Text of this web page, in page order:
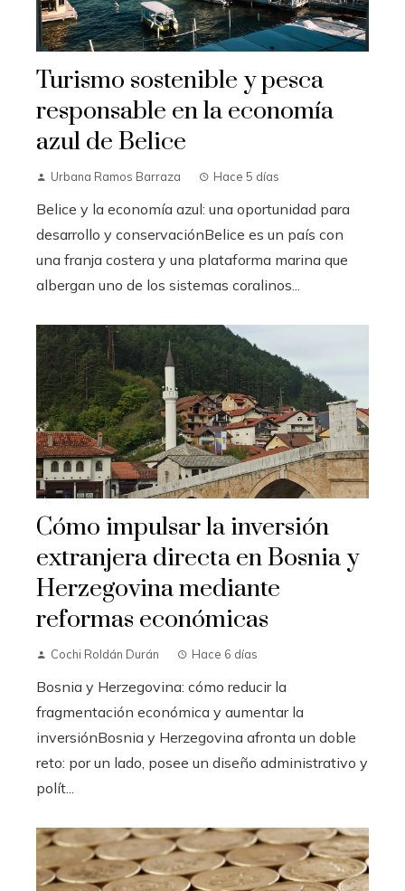
Turismo sostenible y pesca
responsable en la economía
azul de Belice
Urbana Ramos Barraza Hace 5 días
Belice y la economía azul: una oportunidad para
desarrollo y conservaciónBelice es un país con
una franja costera y una plataforma marina que
albergan uno de los sistemas coralinos...
Cómo impulsar la inversión
extranjera directa en Bosnia y
Herzegovina mediante
reformas económicas
Cochi Roldán Durán Hace 6 días
Bosnia y Herzegovina: cómo reducir la
fragmentación económica y aumentar la
inversiónBosnia y Herzegovina afronta un doble
reto: por un lado, posee un diseño administrativo y
polít...